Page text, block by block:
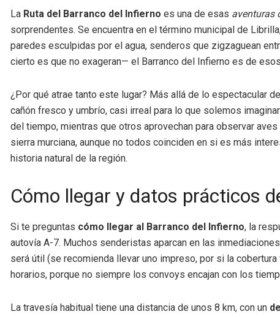
La Ruta del Barranco del Infierno es una de esas aventuras
sorprendentes. Se encuentra en el término municipal de
paredes esculpidas por el agua, senderos que zigzaguean
cierto es que no exageran— el Barranco del Infierno es de
¿Por qué atrae tanto este lugar? Más allá de lo espectacular
cañón fresco y umbrío, casi irreal para lo que solemos
del tiempo, mientras que otros aprovechan para observar
sierra murciana, aunque no todos coinciden en si es más
historia natural de la región.
Cómo llegar y datos prácticos
Si te preguntas cómo llegar al Barranco del Infierno, la
autovía A-7. Muchos senderistas aparcan en las
será útil (se recomienda llevar uno impreso, por si la
horarios, porque no siempre los convoys encajan con los
La travesía habitual tiene una distancia de unos 8 km, con un